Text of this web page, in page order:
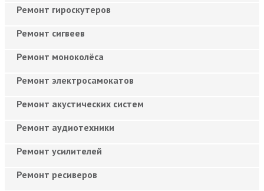
Ремонт гироскутеров
Ремонт сигвеев
Ремонт моноколёса
Ремонт электросамокатов
Ремонт акустических систем
Ремонт аудиотехники
Ремонт усилителей
Ремонт ресиверов